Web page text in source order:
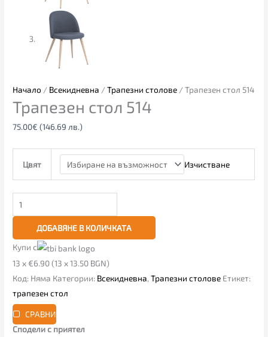
Начало / Всекидневна /Трапезни столове / Трапезен стол 514
Трапезен стол 514
75.00€ (146.69 лв.)
Цвят Изчистване
ДОБАВЯНЕ В КОЛИЧКАТА
Купи с
13 x €6.90 (13 x 13.50 BGN)
Код: Няма Категории: Всекидневна,Трапезни столове Етикет:
трапезен стол
СРАВНИ
Сподели с приятел